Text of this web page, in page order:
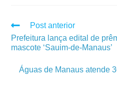
Post anterior
Prefeitura lança edital de
mascote ‘Sauim-de-Manaus’
Águas de Manaus atende